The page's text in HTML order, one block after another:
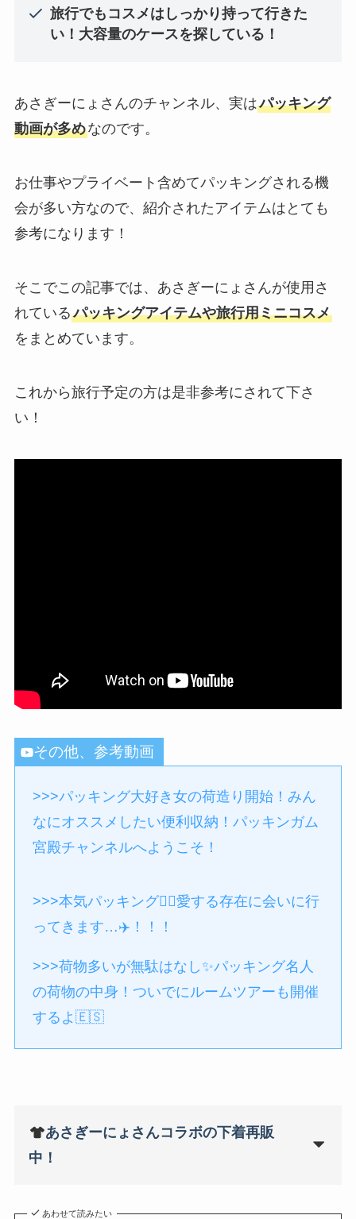
旅行でもコスメはしっかり持って行きた
い！大容量のケースを探している！
あさぎーにょさんのチャンネル、実はパッキング
動画が多めなのです。
お仕事やプライベート含めてパッキングされる機
会が多い方なので、紹介されたアイテムはとても
参考になります！
そこでこの記事では、あさぎーにょさんが使用さ
れているパッキングアイテムや旅行用ミニコスメ
をまとめています。
これから旅行予定の方は是非参考にされて下さ
い！
その他、参考動画
>>>パッキング大好き女の荷造り開始！みん
なにオススメしたい便利収納！パッキンガム
宮殿チャンネルへようこそ！
>>>本気パッキング❤️‍🔥愛する存在に会いに行
ってきます…✈️！！！
>>>荷物多いが無駄はなし✨パッキング名人
の荷物の中身！ついでにルームツアーも開催
するよ🇪🇸
あさぎーにょさんコラボの下着再販
中！
あわせて読みたい